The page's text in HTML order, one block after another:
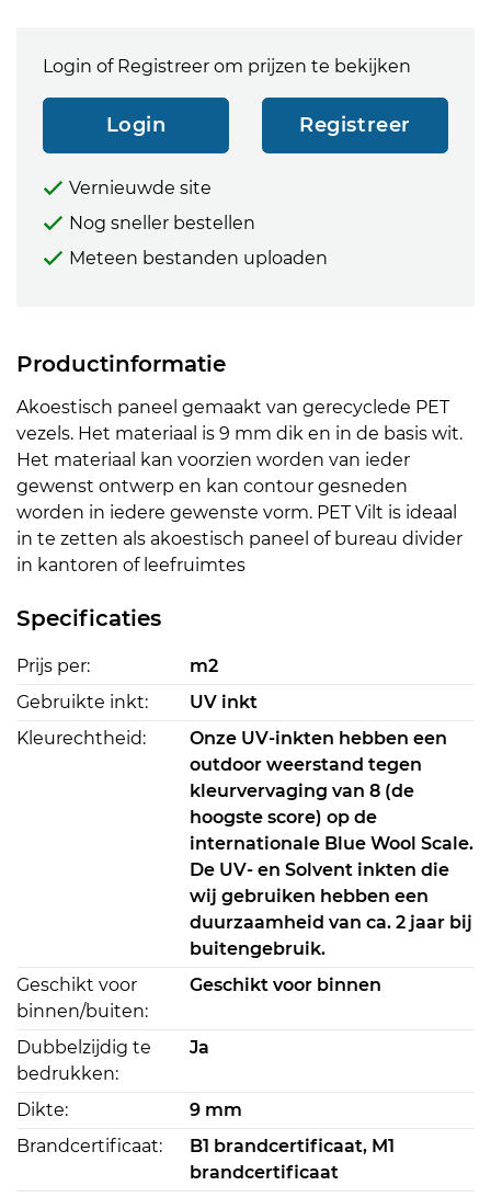
Productinformatie
Akoestisch paneel gemaakt van gerecyclede PET
vezels. Het materiaal is 9 mm dik en in de basis wit.
Het materiaal kan voorzien worden van ieder
gewenst ontwerp en kan contour gesneden
worden in iedere gewenste vorm. PET Vilt is ideaal
in te zetten als akoestisch paneel of bureau divider
in kantoren of leefruimtes
Specificaties
Prijs per:
m2
Gebruikte inkt:
UV inkt
Kleurechtheid:
Onze UV-inkten hebben een
outdoor weerstand tegen
kleurvervaging van 8 (de
hoogste score) op de
internationale Blue Wool Scale.
De UV- en Solvent inkten die
wij gebruiken hebben een
duurzaamheid van ca. 2 jaar bij
buitengebruik.
Geschikt voor
binnen/buiten:
Geschikt voor binnen
Dubbelzijdig te
bedrukken:
Ja
Dikte:
9 mm
Brandcertificaat:
B1 brandcertificaat, M1
brandcertificaat
Login of Registreer om prijzen te bekijken
Login Registreer
Vernieuwde site
Nog sneller bestellen
Meteen bestanden uploaden